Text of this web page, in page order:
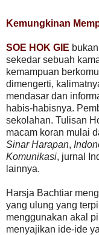
Kemungkinan
SOE HOK GIE
sekedar sebuah
kemampuan
dimengerti,
mendasar dan
habis-habisnya.
sekolahan. Tulisan
macam koran mulai
Sinar Harapan,
Komunikasi, jurnal
lainnya.
Harsja Bachtiar
yang ulung yang
menggunakan akal
menyajikan ide-ide